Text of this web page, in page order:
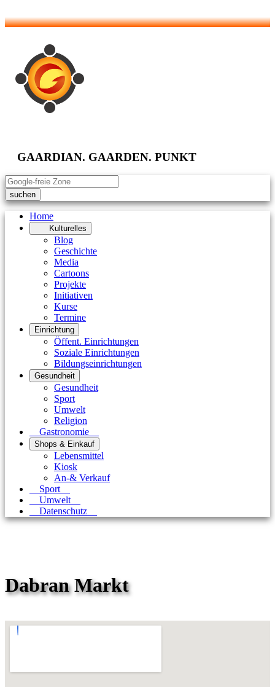
GAARDIAN. GAARDEN. PUNKT
suchen
Home
Kulturelles
Blog
Geschichte
Media
Cartoons
Projekte
Initiativen
Kurse
Termine
Einrichtung
Öffent. Einrichtungen
Soziale Einrichtungen
Bildungseinrichtungen
Gesundheit
Gesundheit
Sport
Umwelt
Religion
Gastronomie
Shops & Einkauf
Lebensmittel
Kiosk
An-& Verkauf
Sport
Umwelt
Datenschutz
Dabran Markt